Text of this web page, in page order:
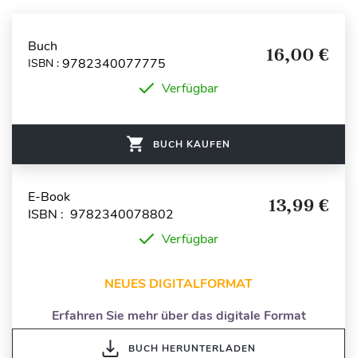
Buch
ISBN : 9782340077775 16,00 €
Verfügbar
BUCH KAUFEN
E-Book
ISBN : 9782340078802
13,99 €
Verfügbar
NEUES DIGITALFORMAT
Erfahren Sie mehr über das digitale Format
BUCH HERUNTERLADEN